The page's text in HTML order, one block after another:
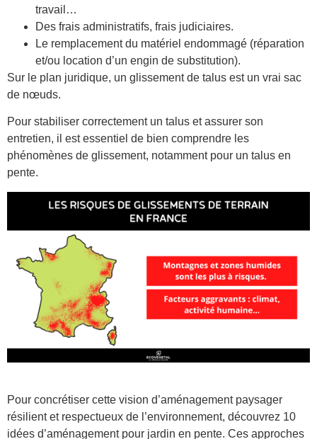
travail…
Des frais administratifs, frais judiciaires.
Le remplacement du matériel endommagé (réparation
et/ou location d’un engin de substitution).
Sur le plan juridique, un glissement de talus est un vrai sac
de nœuds.
Pour stabiliser correctement un talus et assurer son
entretien, il est essentiel de bien comprendre les
phénomènes de glissement, notamment pour un talus en
pente.
Pour concrétiser cette vision d’aménagement paysager
résilient et respectueux de l’environnement, découvrez 10
idées d’aménagement pour jardin en pente. Ces approches